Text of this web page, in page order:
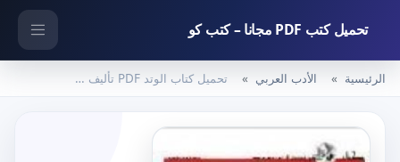
تحميل كتب PDF مجانا – كتب كو
الرئيسية الأدب العربي تحميل كتاب الوتد PDF تأليف خيري شلبي مجانا [كامل]